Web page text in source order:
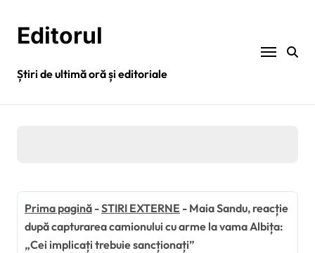
conținutEditorul
Știri de ultimă oră și editoriale
Prima pagină -STIRI EXTERNE - Maia Sandu, reacție
după capturarea camionului cu arme la vama Albița:
„Cei implicați trebuie sancționați”